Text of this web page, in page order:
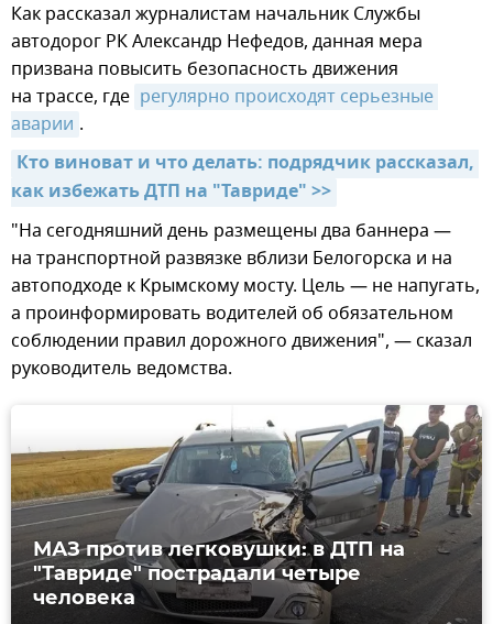
Как рассказал журналистам начальник Службы
автодорог РК Александр Нефедов, данная мера
призвана повысить безопасность движения
на трассе, где регулярно происходят серьезные
аварии .
Кто виноват и что делать: подрядчик рассказал,
как избежать ДТП на "Тавриде" >>
"На сегодняшний день размещены два баннера —
на транспортной развязке вблизи Белогорска и на
автоподходе к Крымскому мосту. Цель — не напугать,
а проинформировать водителей об обязательном
соблюдении правил дорожного движения", — сказал
руководитель ведомства.
МАЗ против легковушки: в ДТП на
"Тавриде" пострадали четыре
человека